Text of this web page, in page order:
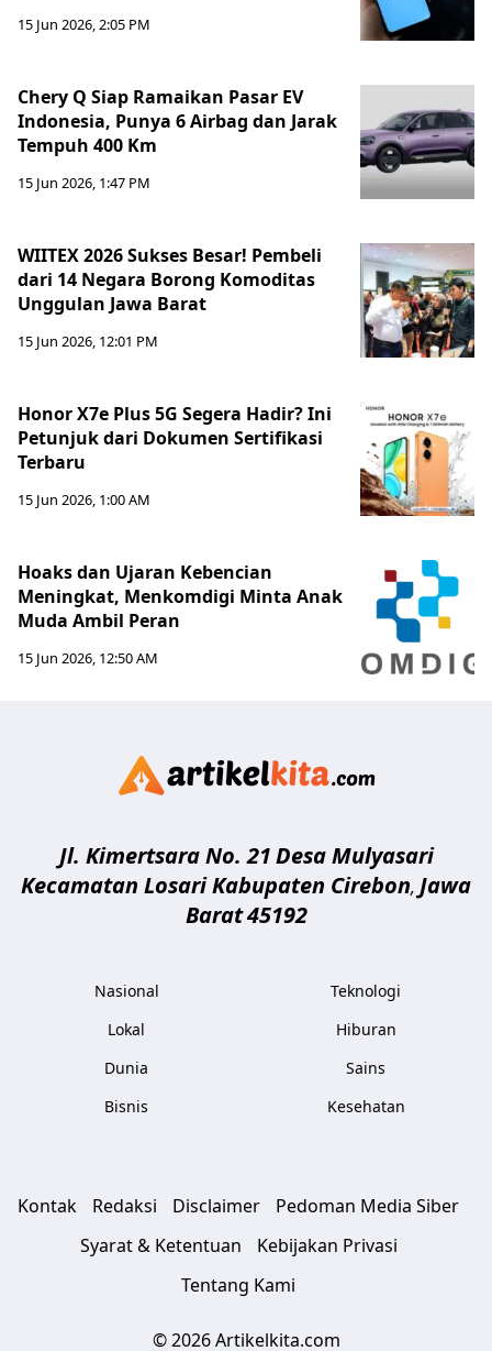
15 Jun 2026, 2:05 PM
Chery Q Siap Ramaikan Pasar EV
Indonesia, Punya 6 Airbag dan Jarak
Tempuh 400 Km
15 Jun 2026, 1:47 PM
WIITEX 2026 Sukses Besar! Pembeli
dari 14 Negara Borong Komoditas
Unggulan Jawa Barat
15 Jun 2026, 12:01 PM
Honor X7e Plus 5G Segera Hadir? Ini
Petunjuk dari Dokumen Sertifikasi
Terbaru
15 Jun 2026, 1:00 AM
Hoaks dan Ujaran Kebencian
Meningkat, Menkomdigi Minta Anak
Muda Ambil Peran
15 Jun 2026, 12:50 AM
Jl. Kimertsara No. 21Desa Mulyasari
Kecamatan Losari Kabupaten Cirebon, Jawa
Barat45192
Nasional
Lokal
Dunia
Bisnis
Teknologi
Hiburan
Sains
Kesehatan
Kontak Redaksi Disclaimer
Pedoman Media Siber
Syarat & Ketentuan
Kebijakan Privasi
Tentang Kami
© 2026 Artikelkita.com